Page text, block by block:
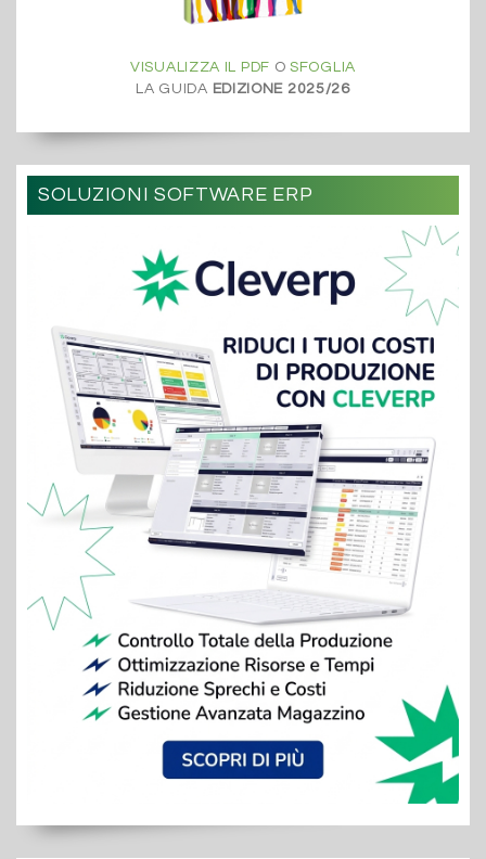
VISUALIZZA IL PDF OSFOGLIA
LA GUIDA EDIZIONE 2025/26
SOLUZIONI SOFTWARE ERP